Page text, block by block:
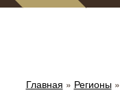
Главная » Регионы»